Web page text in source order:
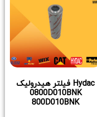
Hydac فیلتر هیدرولیک
0800D010BNK
800D010BNK